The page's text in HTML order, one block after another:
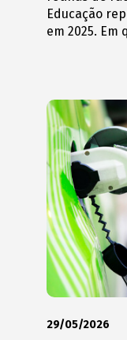
Educação
em 2025. Em
29/05/2026